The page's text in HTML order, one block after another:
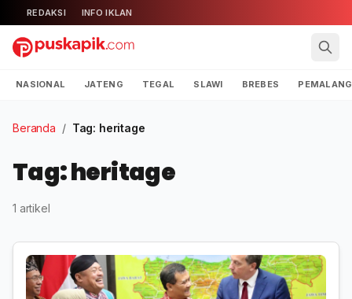
REDAKSI INFO IKLAN
NASIONAL JATENG TEGAL SLAWI BREBES PEMALANG
Beranda / Tag: heritage
Tag: heritage
1 artikel